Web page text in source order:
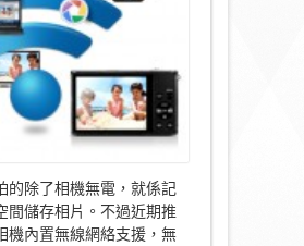
相
機!〉
中
的除了相機無電，就係記
間儲存相片。不過近期推
機內置無線網絡支援，無